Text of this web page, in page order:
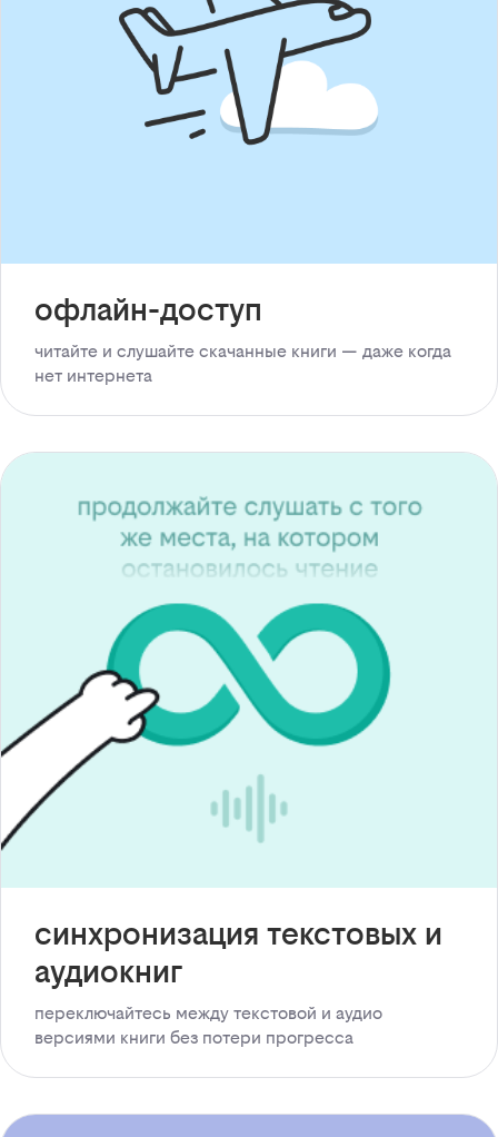
офлайн-доступ
читайте и слушайте скачанные книги — даже когда
нет интернета
синхронизация текстовых и
аудиокниг
переключайтесь между текстовой и аудио
версиями книги без потери прогресса